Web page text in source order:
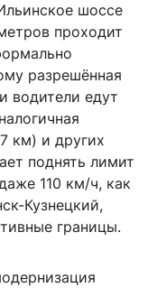
шоссе
проходит
разрешённая
водители едут
км) и других
поднять лимит
110 км/ч, как
Кузнецкий,
границы.